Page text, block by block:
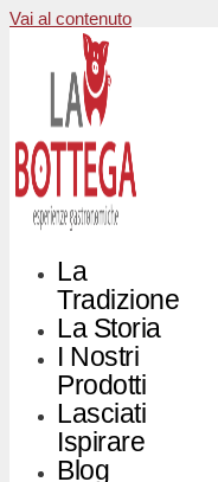
Vai al contenuto
La
Tradizione
La Storia
I Nostri
Prodotti
Lasciati
Ispirare
Blog